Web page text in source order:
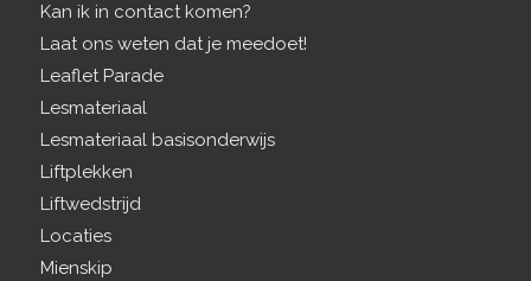
Kan ik in contact komen?
Laat ons weten dat je meedoet!
Leaflet Parade
Lesmateriaal
Lesmateriaal basisonderwijs
Liftplekken
Liftwedstrijd
Locaties
Mienskip